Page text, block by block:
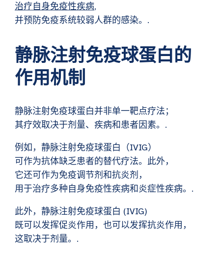
治疗自身免疫性疾病,
并预防免疫系统较弱人群的感染。.
静脉注射免疫球蛋白的
作用机制
静脉注射免疫球蛋白并非单一靶点疗法；
其疗效取决于剂量、疾病和患者因素。.
例如，静脉注射免疫球蛋白（IVIG）
可作为抗体缺乏患者的替代疗法。此外，
它还可作为免疫调节剂和抗炎剂，
用于治疗多种自身免疫性疾病和炎症性疾病。.
此外，静脉注射免疫球蛋白 (IVIG)
既可以发挥促炎作用，也可以发挥抗炎作用，
这取决于剂量。.